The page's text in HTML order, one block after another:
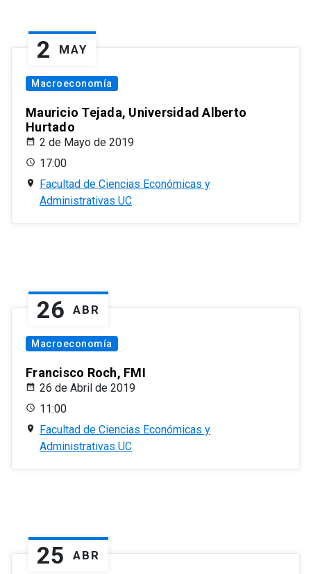
2 MAY
Macroeconomía
Mauricio Tejada, Universidad Alberto
Hurtado
2 de Mayo de 2019
17:00
Facultad de Ciencias Económicas y
Administrativas UC
26 ABR
Macroeconomía
Francisco Roch, FMI
26 de Abril de 2019
11:00
Facultad de Ciencias Económicas y
Administrativas UC
25 ABR